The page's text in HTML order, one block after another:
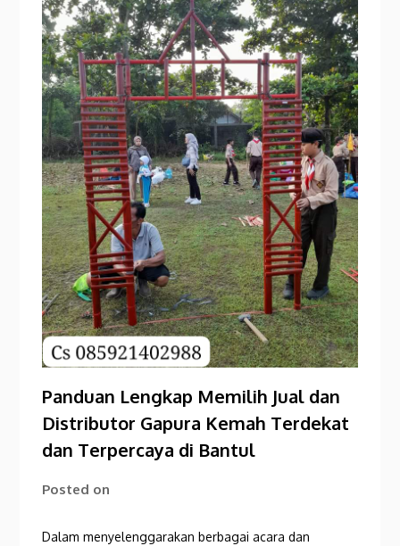
Panduan Lengkap Memilih Jual dan
Distributor Gapura Kemah Terdekat
dan Terpercaya di Bantul
Posted on
Dalam menyelenggarakan berbagai acara dan